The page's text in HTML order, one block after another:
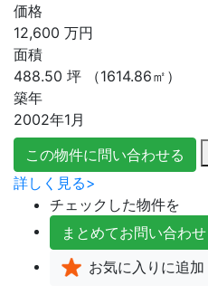
価格
12,600 万円
面積
488.50 坪 （1614.86㎡）
築年
2002年1月
この物件に問い合わせる
詳しく見る>
チェックした物件を
まとめてお問い合わせ
お気に入り に追加